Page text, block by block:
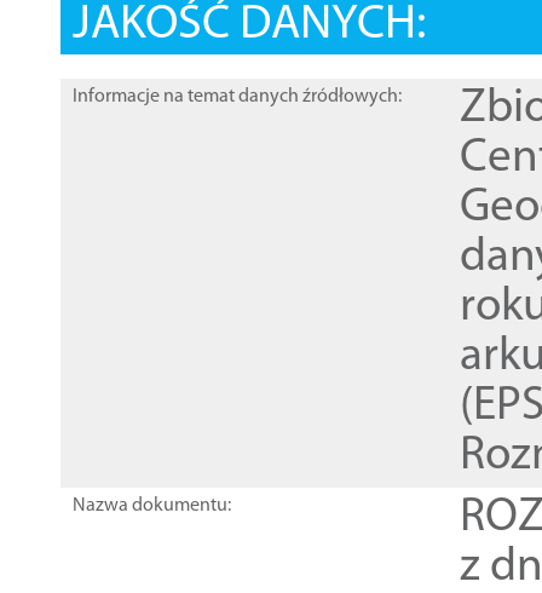
JAKOŚĆ DANYCH:
Informacje na temat danych źródłowych:
Nazwa dokumentu:
z